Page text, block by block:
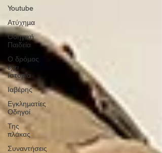
Youtube
Ατύχημα
Οδηγική
Παιδεία
Ο δρόμος
έχει
Ιστορία
Ιαβέρης
Εγκληματίες
Οδηγοί
Της
πλάκας
Συναντήσεις